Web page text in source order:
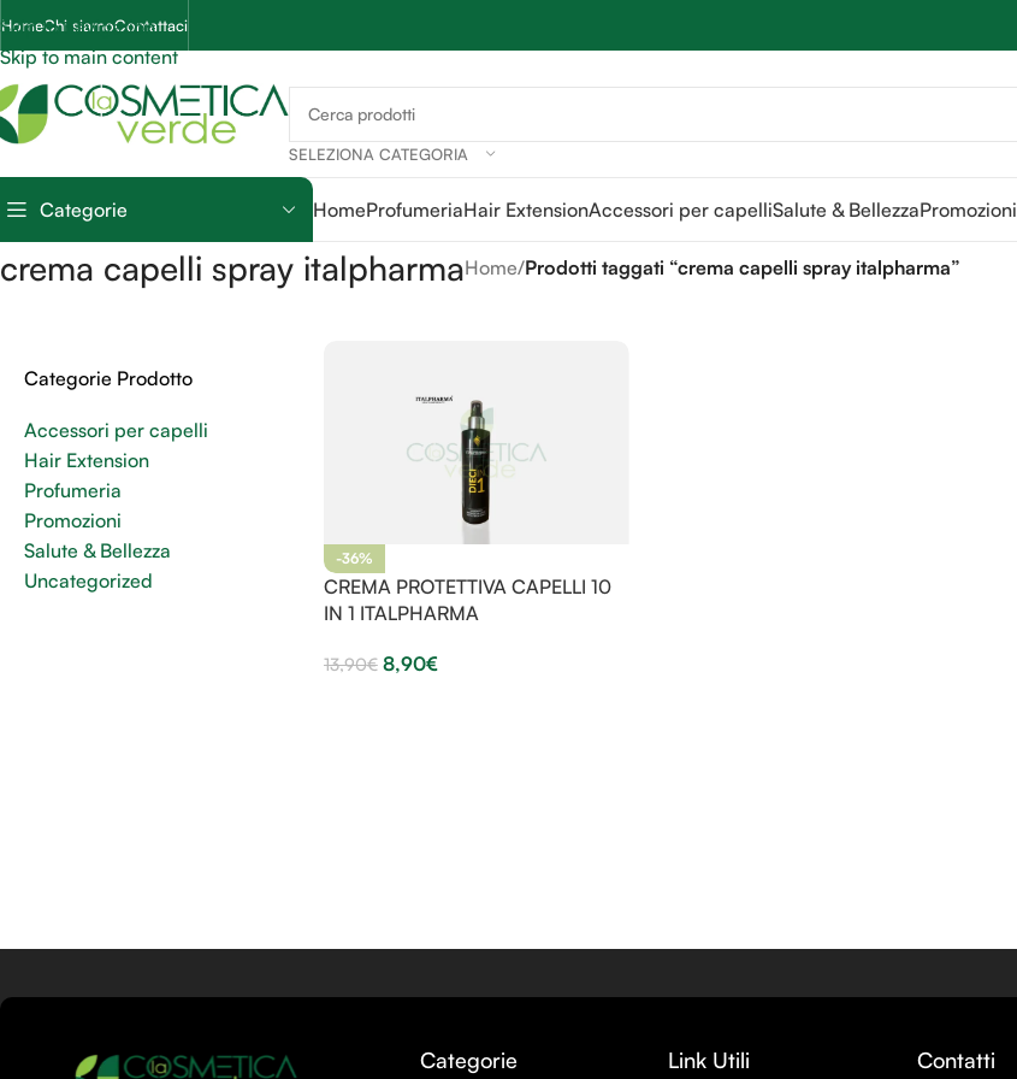
Skip to navigation
Skip to main content
HomeChi siamoContattaci
SELEZIONA CATEGORIA
Categorie HomeProfumeriaHair ExtensionAccessori per capelliSalute & BellezzaPromozioni
crema capelli spray italpharmaHome/Prodotti taggati “crema capelli spray italpharma”
Categorie Prodotto
Accessori per capelli
Hair Extension
Profumeria
Promozioni
Salute & Bellezza
Uncategorized
-36%
CREMA PROTETTIVA CAPELLI 10
IN 1 ITALPHARMA
13,90€ 8,90€
Categorie Link Utili Contatti